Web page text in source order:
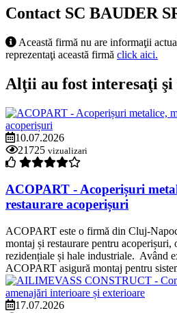
Contact SC BAUDER
Această firmă nu are informaţii
reprezentaţi această firmă click aici.
Alţii au fost interesaţi şi
10.07.2026
21725 vizualizari
ACOPART - Acoperișuri
restaurare acoperișuri
ACOPART este o firmă din Cluj-
montaj și restaurare pentru
rezidențiale și hale industriale. Având
ACOPART asigură montaj pentru
17.07.2026